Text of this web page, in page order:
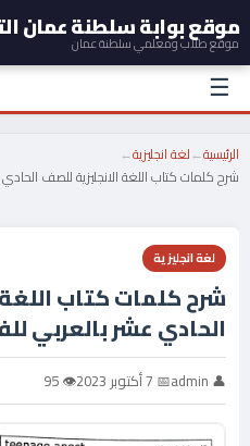
موقع بوابة سلطنة عمان
موقع طلاب ومعلمي سلطنة عمان
☰
الرئيسية←لغة انجليزية←
شرح كلمات كتاب اللغة الانجليزية للصف
لغة انجليزية
شرح كلمات كتاب
الحادي عشر بالعربي
👤 admin 📅 7 أكتوبر 2023 👁 95